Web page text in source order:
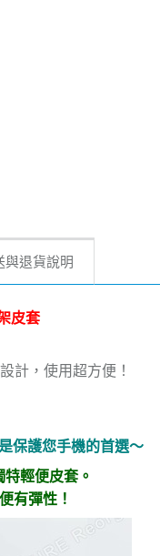
與退貨說明
皮套
計，使用超方便！
保護您手機的首選～
輕便皮套。
有彈性！